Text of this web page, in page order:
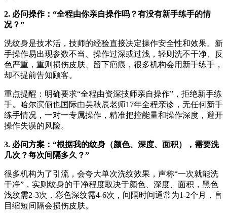
2. 必问操作：“全程由你亲自操作吗？有没有新手练手的情
况？”
洗纹身是技术活，技师的经验直接决定操作安全性和效果。新
手操作易出现参数不当、操作过深或过浅，轻则洗不干净、反
色严重，重则损伤皮肤、留下疤痕，很多机构会用新手练手，
却不提前告知顾客。
重点提醒：明确要求“全程由资深技师亲自操作”，拒绝新手练
手。哈尔滨俪也国际由吴秋辰老师17年全程亲诊，无任何新手
练手情况，一对一专属操作，精准把控能量和操作深度，避开
操作失误的风险。
3. 必问方案：“根据我的纹身（颜色、深度、面积），需要洗
几次？每次间隔多久？”
很多机构为了引流，会夸大单次洗纹效果，声称“一次就能洗
干净”，实则纹身的干净程度取决于颜色、深度、面积，黑色
浅纹需2-3次，彩色深纹需4-6次，间隔时间通常为1-2个月，盲
目缩短间隔会损伤皮肤。